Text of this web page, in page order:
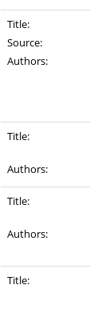
Title:
Source:
Authors:
Title:
Authors:
Title:
Authors:
Title: